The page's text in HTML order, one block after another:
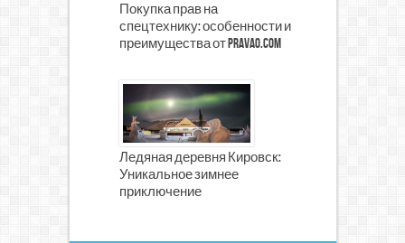
Покупка прав на
спецтехнику: особенности и
преимущества от prava0.com
Ледяная деревня Кировск:
Уникальное зимнее
приключение